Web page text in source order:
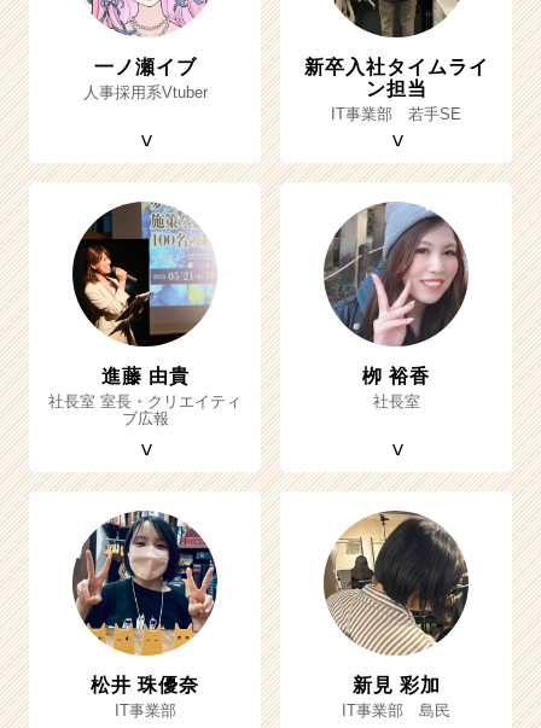
一ノ瀬イブ
人事採用系Vtuber
新卒入社タイムライ
ン担当
IT事業部 若手SE
進藤 由貴
社長室 室長・クリエイティ
ブ広報
栁 裕香
社長室
松井 珠優奈
IT事業部
新見 彩加
IT事業部 島民